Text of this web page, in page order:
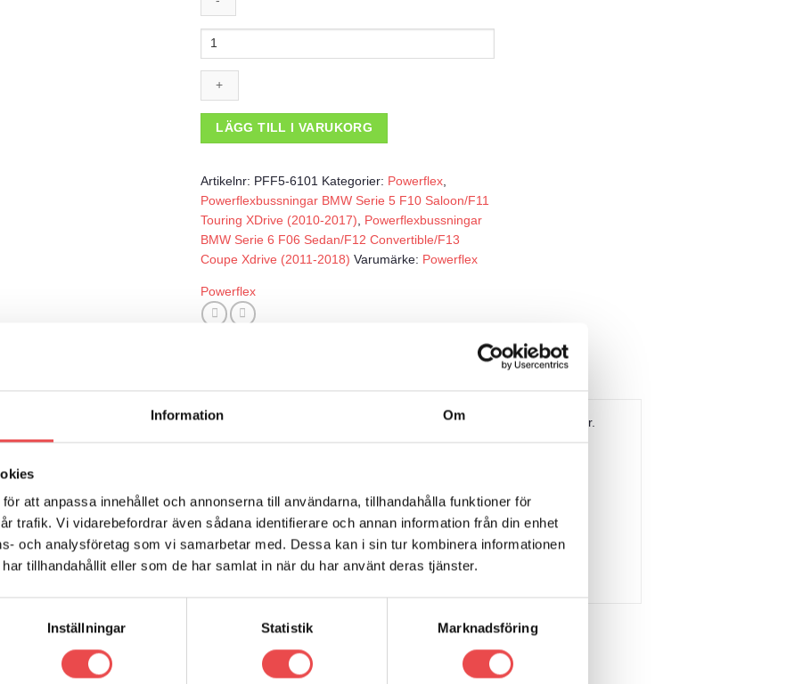
Information Om
att anpassa innehållet och annonserna till användarna, tillhandahålla funktioner för
trafik. Vi vidarebefordrar även sådana identifierare och annan information från din enhet
och analysföretag som vi samarbetar med. Dessa kan i sin tur kombinera informationen
tillhandahållit eller som de har samlat in när du har använt deras tjänster.
Inställningar Statistik Marknadsföring
Powerflexbussning
LÄGG TILL I VARUKORG
Artikelnr: PFF5-6101 Kategorier: Powerflex,
Powerflexbussningar BMW Serie 5 F10 Saloon/F11
Touring XDrive (2010-2017), Powerflexbussningar
BMW Serie 6 F06 Sedan/F12 Convertible/F13
Coupe Xdrive (2011-2018) Varumärke: Powerflex
Powerflex
Åtgång 2 st/bil. Schemanummer 1. Säljs i en förpackning innehållande 2 styck bussningar.
(2010-2017)
Coupe Xdrive (2011-2018)